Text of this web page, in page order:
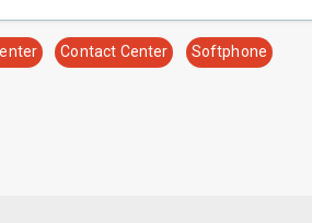
Contact Center Softphone